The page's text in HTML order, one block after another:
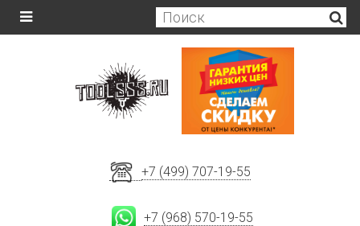
+7 (499) 707-19-55
+7 (968) 570-19-55